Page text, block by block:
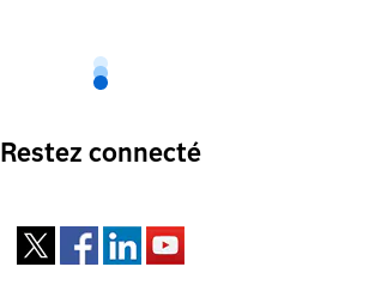
Restez connecté